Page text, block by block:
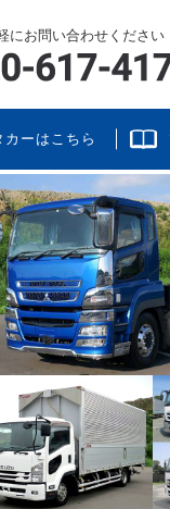
にお問い合わせください
カーはこちら